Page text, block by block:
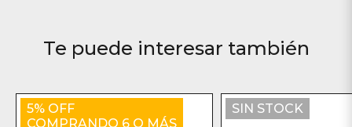
Te puede interesar también
5% OFF
COMPRANDO 6 O MÁS
SIN STOCK